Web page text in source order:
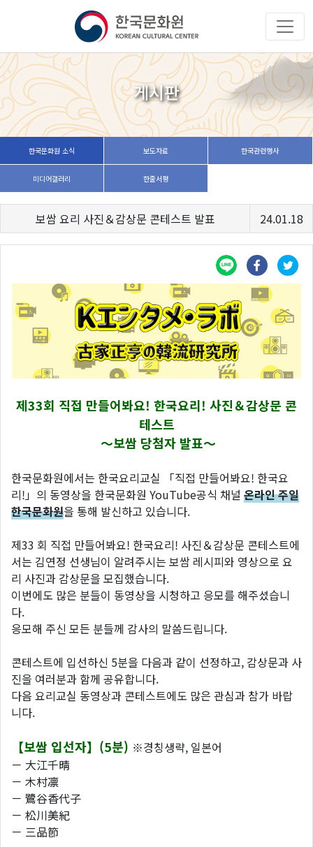
게시판
한국문화원 소식 보도자료 한국관련행사
미디어갤러리 한줄서평
보쌈 요리 사진＆감상문 콘테스트 발표 24.01.18
제33회 직접 만들어봐요! 한국요리! 사진＆감상문 콘
테스트
～보쌈 당첨자 발표～
한국문화원에서는 한국요리교실 「직접 만들어봐요! 한국요
리!」의 동영상을 한국문화원 YouTube공식 채널 온라인 주일
한국문화원을 통해 발신하고 있습니다.
제33 회 직접 만들어봐요! 한국요리! 사진＆감상문 콘테스트에
서는 김연정 선생님이 알려주시는 보쌈 레시피와 영상으로 요
리 사진과 감상문을 모집했습니다.
이번에도 많은 분들이 동영상을 시청하고 응모를 해주셨습니
다.
응모해 주신 모든 분들께 감사의 말씀드립니다.
콘테스트에 입선하신 5분을 다음과 같이 선정하고, 감상문과 사
진을 여러분과 함께 공유합니다.
다음 요리교실 동영상과 콘테스트에도 많은 관심과 참가 바랍
니다.
【보쌈 입선자】(5분) ※경칭생략, 일본어
－ 大江千晴
－ 木村凛
－ 鷺谷香代子
－ 松川美紀
－ 三品節